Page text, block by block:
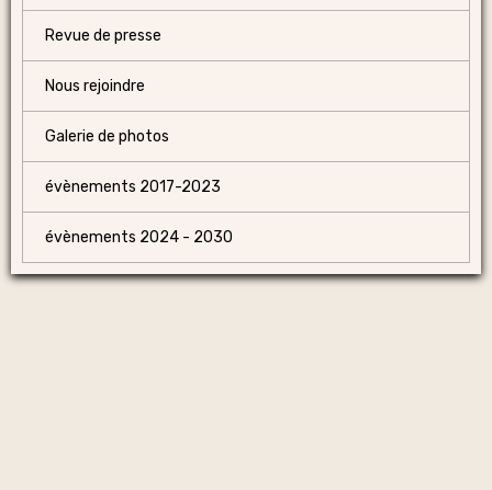
Revue de presse
Nous rejoindre
Galerie de photos
évènements 2017-2023
évènements 2024 - 2030